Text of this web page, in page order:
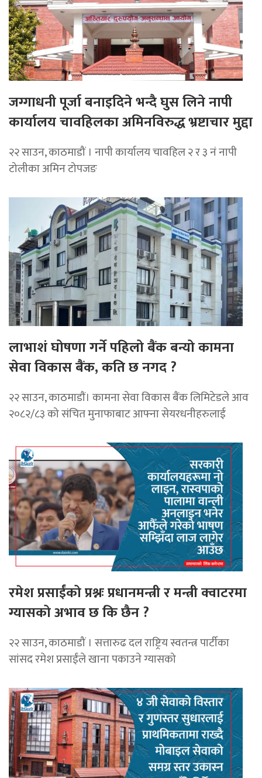
जग्गाधनी पूर्जा बनाइदिने भन्दै घुस लिने नापी
कार्यालय चावहिलका अमिनविरुद्ध भ्रष्टाचार मुद्दा
२२ साउन, काठमाडौं । नापी कार्यालय चावहिल २ र ३ नं नापी
टोलीका अमिन टोपजङ
लाभाशं घोषणा गर्ने पहिलो बैंक बन्यो कामना
सेवा विकास बैंक, कति छ नगद ?
२२ साउन, काठमाडाैं। कामना सेवा विकास बैंक लिमिटेडले आव
२०८२/८३ को संचित मुनाफाबाट आफ्ना सेयरधनीहरुलाई
रमेश प्रसाईंको प्रश्नः प्रधानमन्त्री र मन्त्री क्वाटरमा
ग्यासको अभाव छ कि छैन ?
२२ साउन, काठमाडौं । सत्तारुढ दल राष्ट्रिय स्वतन्त्र पार्टीका
सांसद रमेश प्रसाईंले खाना पकाउने ग्यासको